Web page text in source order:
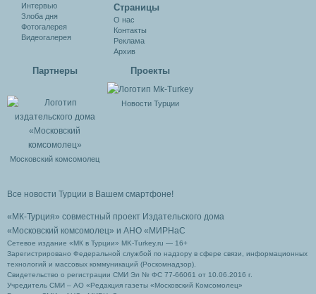
Интервью
Злоба дня
Фотогалерея
Видеогалерея
Cтраницы
О нас
Контакты
Реклама
Архив
Партнеры
Московский комсомолец
Проекты
Новости Турции
Все новости Турции в Вашем смартфоне!
«МК-Турция» совместный проект Издательского дома
«Московский комсомолец» и АНО «МИРНаС
Сетевое издание «МК в Турции» MK-Turkey.ru — 16+
Зарегистрировано Федеральной службой по надзору в сфере связи, информационных
технологий и массовых коммуникаций (Роскомнадзор).
Свидетельство о регистрации СМИ Эл № ФС 77-66061 от 10.06.2016 г.
Учредитель СМИ – АО «Редакция газеты «Московский Комсомолец»